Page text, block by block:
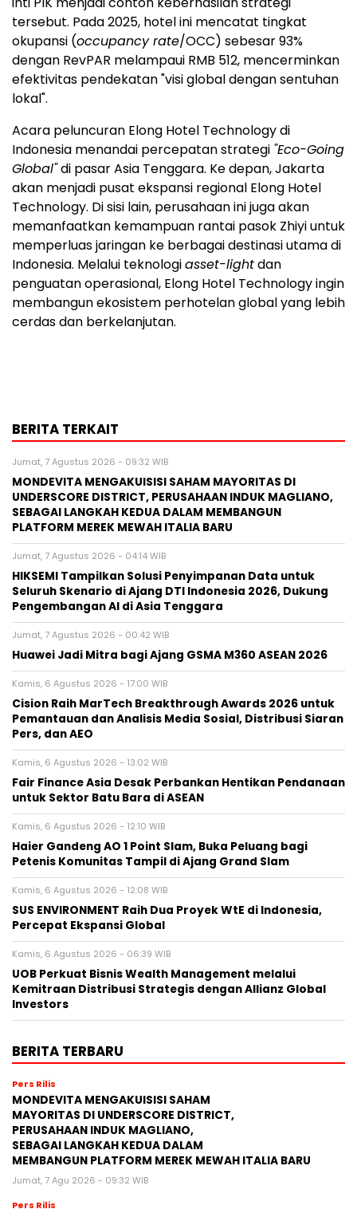
tersebut. Pada 2025, hotel ini mencatat tingkat
okupansi (occupancy rate/OCC) sebesar 93%
dengan RevPAR melampaui RMB 512, mencerminkan
efektivitas pendekatan "visi global dengan sentuhan
lokal".
Acara peluncuran Elong Hotel Technology di
Indonesia menandai percepatan strategi "Eco-Going
Global"di pasar Asia Tenggara. Ke depan, Jakarta
akan menjadi pusat ekspansi regional Elong Hotel
Technology. Di sisi lain, perusahaan ini juga akan
memanfaatkan kemampuan rantai pasok Zhiyi untuk
memperluas jaringan ke berbagai destinasi utama di
Indonesia. Melalui teknologiasset-lightdan
penguatan operasional, Elong Hotel Technology ingin
membangun ekosistem perhotelan global yang lebih
cerdas dan berkelanjutan.
BERITA TERKAIT
Jumat, 7 Agustus 2026 - 09:32 WIB
MONDEVITA MENGAKUISISI SAHAM MAYORITAS DI
UNDERSCORE DISTRICT, PERUSAHAAN INDUK MAGLIANO,
SEBAGAI LANGKAH KEDUA DALAM MEMBANGUN
PLATFORM MEREK MEWAH ITALIA BARU
Jumat, 7 Agustus 2026 - 04:14 WIB
HIKSEMI Tampilkan Solusi Penyimpanan Data untuk
Seluruh Skenario di Ajang DTI Indonesia 2026, Dukung
Pengembangan AI di Asia Tenggara
Jumat, 7 Agustus 2026 - 00:42 WIB
Huawei Jadi Mitra bagi Ajang GSMA M360 ASEAN 2026
Kamis, 6 Agustus 2026 - 17:00 WIB
Cision Raih MarTech Breakthrough Awards 2026 untuk
Pemantauan dan Analisis Media Sosial, Distribusi Siaran
Pers, dan AEO
Kamis, 6 Agustus 2026 - 13:02 WIB
Fair Finance Asia Desak Perbankan Hentikan Pendanaan
untuk Sektor Batu Bara di ASEAN
Kamis, 6 Agustus 2026 - 12:10 WIB
Haier Gandeng AO 1 Point Slam, Buka Peluang bagi
Petenis Komunitas Tampil di Ajang Grand Slam
Kamis, 6 Agustus 2026 - 12:08 WIB
SUS ENVIRONMENT Raih Dua Proyek WtE di Indonesia,
Percepat Ekspansi Global
Kamis, 6 Agustus 2026 - 06:39 WIB
UOB Perkuat Bisnis Wealth Management melalui
Kemitraan Distribusi Strategis dengan Allianz Global
Investors
BERITA TERBARU
Pers Rilis
MONDEVITA MENGAKUISISI SAHAM
MAYORITAS DI UNDERSCORE DISTRICT,
PERUSAHAAN INDUK MAGLIANO,
SEBAGAI LANGKAH KEDUA DALAM
MEMBANGUN PLATFORM MEREK MEWAH ITALIA BARU
Jumat, 7 Agu 2026 - 09:32 WIB
Pers Rilis